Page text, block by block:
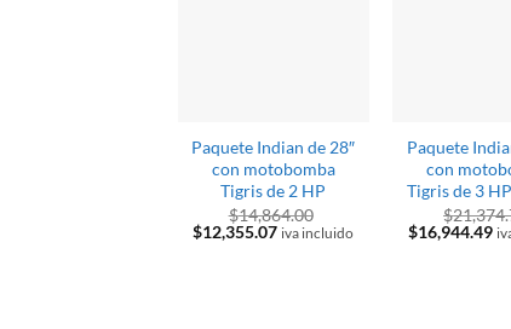
Paquete Indian de 28″
con motobomba
Tigris de 2 HP
$14,864.00
El
precio
$12,355.07Eliva incluido
Paquete
con
Tigris de 3
$
El
precio
$16,944.49El